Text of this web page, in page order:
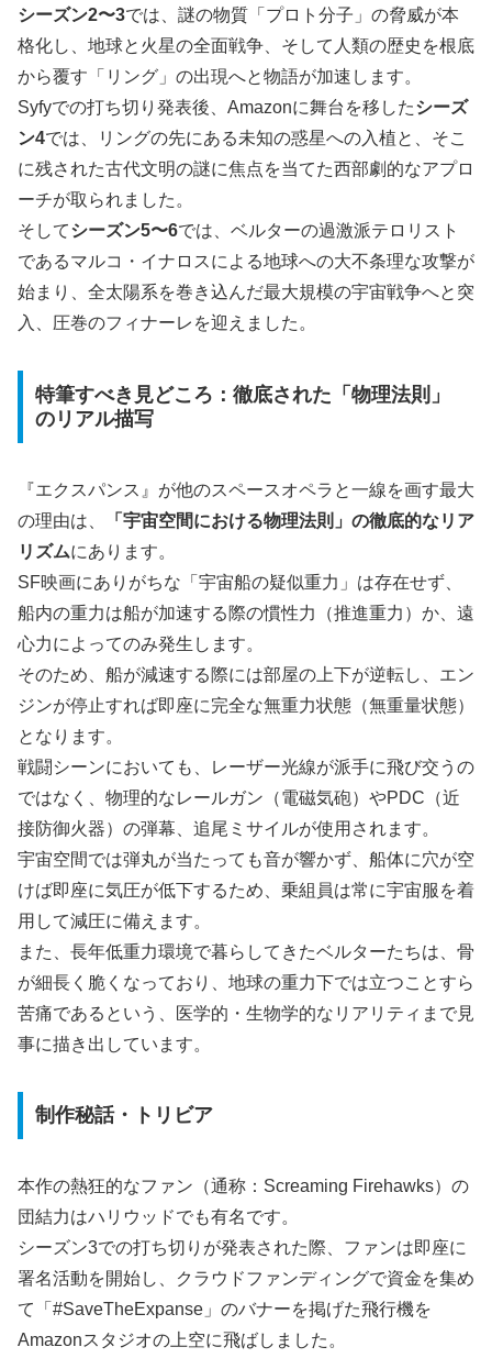
シーズン2〜3では、謎の物質「プロト分子」の脅威が本
格化し、地球と火星の全面戦争、そして人類の歴史を根底
から覆す「リング」の出現へと物語が加速します。
Syfyでの打ち切り発表後、Amazonに舞台を移したシーズ
ン4では、リングの先にある未知の惑星への入植と、そこ
に残された古代文明の謎に焦点を当てた西部劇的なアプロ
ーチが取られました。
そしてシーズン5〜6では、ベルターの過激派テロリスト
であるマルコ・イナロスによる地球への大不条理な攻撃が
始まり、全太陽系を巻き込んだ最大規模の宇宙戦争へと突
入、圧巻のフィナーレを迎えました。
特筆すべき見どころ：徹底された「物理法則」
のリアル描写
『エクスパンス』が他のスペースオペラと一線を画す最大
の理由は、
「宇宙空間における物理法則」の徹底的なリア
リズムにあります。
SF映画にありがちな「宇宙船の疑似重力」は存在せず、
船内の重力は船が加速する際の慣性力（推進重力）か、遠
心力によってのみ発生します。
そのため、船が減速する際には部屋の上下が逆転し、エン
ジンが停止すれば即座に完全な無重力状態（無重量状態）
となります。
戦闘シーンにおいても、レーザー光線が派手に飛び交うの
ではなく、物理的なレールガン（電磁気砲）やPDC（近
接防御火器）の弾幕、追尾ミサイルが使用されます。
宇宙空間では弾丸が当たっても音が響かず、船体に穴が空
けば即座に気圧が低下するため、乗組員は常に宇宙服を着
用して減圧に備えます。
また、長年低重力環境で暮らしてきたベルターたちは、骨
が細長く脆くなっており、地球の重力下では立つことすら
苦痛であるという、医学的・生物学的なリアリティまで見
事に描き出しています。
制作秘話・トリビア
本作の熱狂的なファン（通称：Screaming Firehawks）の
団結力はハリウッドでも有名です。
シーズン3での打ち切りが発表された際、ファンは即座に
署名活動を開始し、クラウドファンディングで資金を集め
て「#SaveTheExpanse」のバナーを掲げた飛行機を
Amazonスタジオの上空に飛ばしました。